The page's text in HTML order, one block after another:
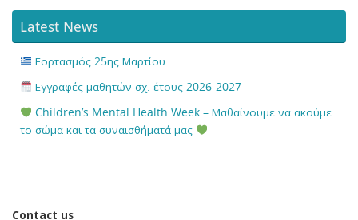
Latest News
Εορτασμός 25ης Μαρτίου
Εγγραφές μαθητών σχ. έτους 2026-2027
Children’s Mental Health Week – Μαθαίνουμε να ακούμε
το σώμα και τα συναισθήματά μας
Contact us